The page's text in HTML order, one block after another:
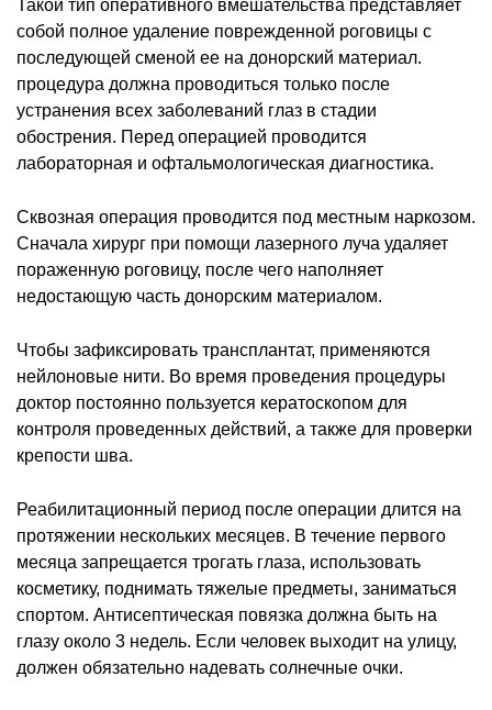
Такой тип оперативного вмешательства представляет
собой полное удаление поврежденной роговицы с
последующей сменой ее на донорский материал.
процедура должна проводиться только после
устранения всех заболеваний глаз в стадии
обострения. Перед операцией проводится
лабораторная и офтальмологическая диагностика.
Сквозная операция проводится под местным наркозом.
Сначала хирург при помощи лазерного луча удаляет
пораженную роговицу, после чего наполняет
недостающую часть донорским материалом.
Чтобы зафиксировать трансплантат, применяются
нейлоновые нити. Во время проведения процедуры
доктор постоянно пользуется кератоскопом для
контроля проведенных действий, а также для проверки
крепости шва.
Реабилитационный период после операции длится на
протяжении нескольких месяцев. В течение первого
месяца запрещается трогать глаза, использовать
косметику, поднимать тяжелые предметы, заниматься
спортом. Антисептическая повязка должна быть на
глазу около 3 недель. Если человек выходит на улицу,
должен обязательно надевать солнечные очки.